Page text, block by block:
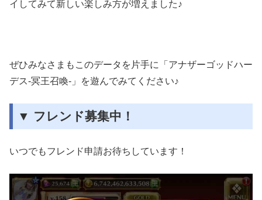
イしてみて新しい楽しみ方が増えました♪
ぜひみなさまもこのデータを片手に「アナザーゴッドハー
デス-冥王召喚-」を遊んでみてください♪
▼ フレンド募集中！
いつでもフレンド申請お待ちしています！